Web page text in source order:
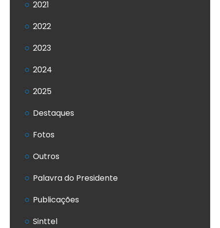
2021
2022
2023
2024
2025
Destaques
Fotos
Outros
Palavra do Presidente
Publicações
Sinttel